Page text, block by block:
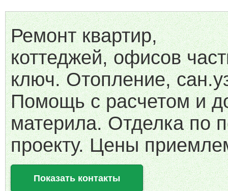
Ремонт квартир,
коттеджей, офисов
ключ. Отопление,
Помощь с расчетом и
материла. Отделка по
проекту. Цены
Показать контакты